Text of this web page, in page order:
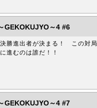
GEKOKUJYO～4 #6
勝進出者が決まる！ この対
進むのは誰だ！！
GEKOKUJYO～4 #7